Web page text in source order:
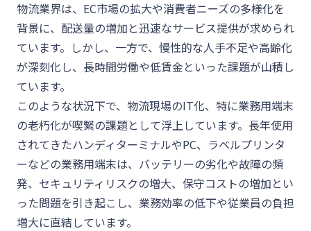
物流業界は、 EC市場の拡大や消費者ニーズの多様化を
背景に、配送量の増加と迅速なサービス提供が求められ
ています。しかし、一方で、慢性的な人手不足や高齢化
が深刻化し、長時間労働や低賃金といった課題が山積し
ています。
このような状況下で、物流現場のIT化、特に業務用端末
の老朽化が喫緊の課題として浮上しています。長年使用
されてきたハンディターミナルやPC、ラベルプリンタ
ーなどの業務用端末は、バッテリーの劣化や故障の頻
発、セキュリティリスクの増大、保守コストの増加とい
った問題を引き起こし、業務効率の低下や従業員の負担
増大に直結しています。